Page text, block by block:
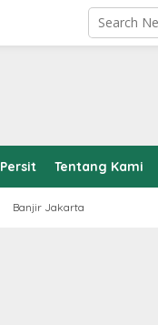
Persit Tentang Kami
Banjir Jakarta